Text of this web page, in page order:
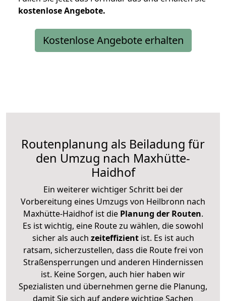
kostenloseAngebote.
Kostenlose Angebote erhalten
Routenplanung als Beiladung für
den Umzug nach Maxhütte-
Haidhof
Ein weiterer wichtiger Schritt bei der
Vorbereitung eines Umzugs von Heilbronn nach
Maxhütte-Haidhof ist diePlanung der Routen.
Es ist wichtig, eine Route zu wählen, die sowohl
sicher als auch zeiteffizientist. Es ist auch
ratsam, sicherzustellen, dass die Route frei von
Straßensperrungen und anderen Hindernissen
ist. Keine Sorgen, auch hier haben wir
Spezialisten und übernehmen gerne die Planung,
damit Sie sich auf andere wichtige Sachen